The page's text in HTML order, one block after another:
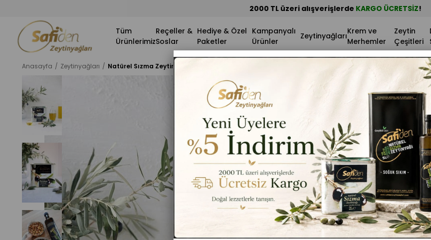
Tüm
Ürünlerimiz
Reçeller &
Soslar
Hediye & Özel
Paketler
Kampanyalı
Ürünler
Zeytinyağları
Krem ve
Merhemler
Zeytin
Çeşitleri
Anasayfa Zeytinyağları Natürel Sızma Zeytinyağı 2 lt
Natürel Sızma
(SFDN-ZY-NS-2LT)
Safiden
₺750,00